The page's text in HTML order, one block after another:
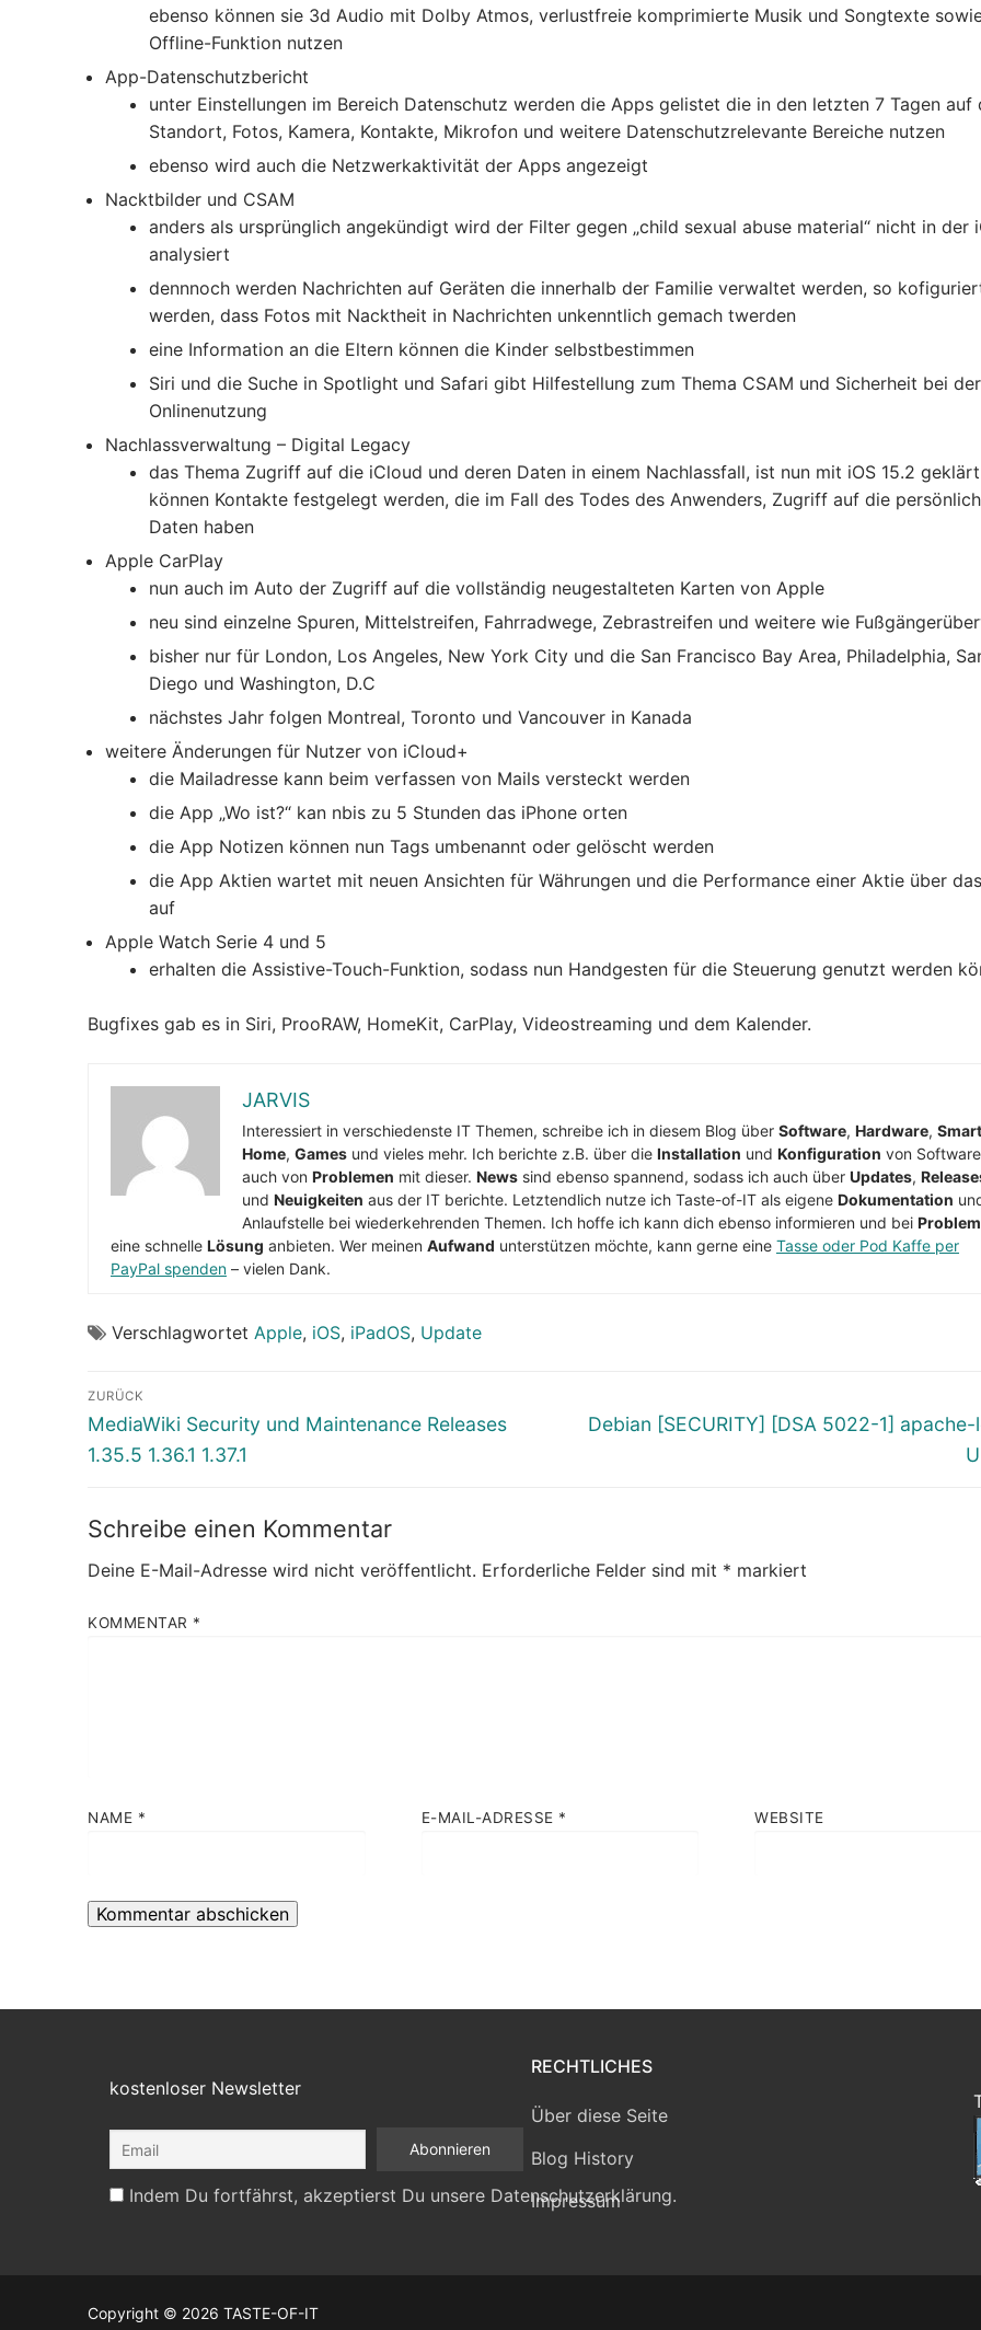
ebenso können sie 3d Audio mit Dolby Atmos, verlustfreie komprimierte Musik und Songtexte
Offline-Funktion nutzen
App-Datenschutzbericht
unter Einstellungen im Bereich Datenschutz werden die Apps gelistet die in den letzten 7 Tagen auf
Standort, Fotos, Kamera, Kontakte, Mikrofon und weitere Datenschutzrelevante Bereiche nutzen
ebenso wird auch die Netzwerkaktivität der Apps angezeigt
Nacktbilder und CSAM
anders als ursprünglich angekündigt wird der Filter gegen „child sexual abuse material“ nicht in der
analysiert
dennnoch werden Nachrichten auf Geräten die innerhalb der Familie verwaltet werden, so
werden, dass Fotos mit Nacktheit in Nachrichten unkenntlich gemach twerden
eine Information an die Eltern können die Kinder selbstbestimmen
Siri und die Suche in Spotlight und Safari gibt Hilfestellung zum Thema CSAM und Sicherheit bei der
Onlinenutzung
Nachlassverwaltung – Digital Legacy
das Thema Zugriff auf die iCloud und deren Daten in einem Nachlassfall, ist nun mit iOS 15.2
können Kontakte festgelegt werden, die im Fall des Todes des Anwenders, Zugriff auf die
Daten haben
Apple CarPlay
nun auch im Auto der Zugriff auf die vollständig neugestalteten Karten von Apple
neu sind einzelne Spuren, Mittelstreifen, Fahrradwege, Zebrastreifen und weitere wie
bisher nur für London, Los Angeles, New York City und die San Francisco Bay Area, Philadelphia,
Diego und Washington, D.C
nächstes Jahr folgen Montreal, Toronto und Vancouver in Kanada
weitere Änderungen für Nutzer von iCloud+
die Mailadresse kann beim verfassen von Mails versteckt werden
die App „Wo ist?“ kan nbis zu 5 Stunden das iPhone orten
die App Notizen können nun Tags umbenannt oder gelöscht werden
die App Aktien wartet mit neuen Ansichten für Währungen und die Performance einer Aktie über
auf
Apple Watch Serie 4 und 5
erhalten die Assistive-Touch-Funktion, sodass nun Handgesten für die Steuerung genutzt werden
Bugfixes gab es in Siri, ProoRAW, HomeKit, CarPlay, Videostreaming und dem Kalender.
JARVIS
Interessiert in verschiedenste IT Themen, schreibe ich in diesem Blog über Software, Hardware, Smart
Home, Games und vieles mehr. Ich berichte z.B. über die Installation und Konfiguration von
auch von Problemen mit dieser. News sind ebenso spannend, sodass ich auch über Updates,
und Neuigkeiten aus der IT berichte. Letztendlich nutze ich Taste-of-IT als eigene Dokumentation
Anlaufstelle bei wiederkehrenden Themen. Ich hoffe ich kann dich ebenso informieren und bei
eine schnelle Lösung anbieten. Wer meinen Aufwand unterstützen möchte, kann gerne eine Tasse oder Pod Kaffe per
PayPal spenden – vielen Dank.
Verschlagwortet Apple, iOS, iPadOS, Update
Beitragsnavigation
ZURÜCK
Vorheriger
Beitrag:
MediaWiki Security und Maintenance Releases
1.35.5 1.36.1 1.37.1
Nächster
Debian [SECURITY] [DSA 5022-1]
Schreibe einen Kommentar
Deine E-Mail-Adresse wird nicht veröffentlicht. Erforderliche Felder sind mit * markiert
KOMMENTAR *
NAME * E-MAIL-ADRESSE * WEBSITE
kostenloser Newsletter
Indem Du fortfährst, akzeptierst Du unsere Datenschutzerklärung.
RECHTLICHES
Über diese Seite
Blog History
Impressum
Copyright © 2026 TASTE-OF-IT